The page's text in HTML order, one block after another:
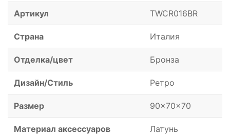
Артикул TWCR016BR
Страна Италия
Отделка/цвет Бронза
Дизайн/Стиль Ретро
Размер 90x70x70
Материал аксессуаров Латунь